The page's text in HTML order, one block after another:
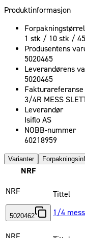
Produktinformasjon
1 stk / 10 stk /
Produsentens
5020465
Leverandørens
5020465
Fakturareferanse
3/4R MESS
Leverandør
Isiflo AS
NOBB-nummer
60218959
Varianter
NRF
NRF
5020462
Tittel
1/4